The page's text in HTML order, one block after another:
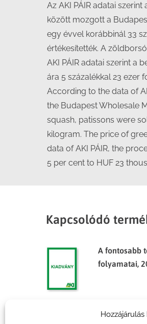
Az AKI PÁIR adatai
között mozgott a
egy évvel korábbinál 33
értékesítették. A
AKI PÁIR adatai szerint a
ára 5 százalékkal 23 ezer
According to the data of
the Budapest Wholesale
squash, patissons were
kilogram. The price of
data of AKI PÁIR, the
5 per cent to HUF 23
Kapcsolódó
A fontosabb
folyamatai,
Agrárpiaci